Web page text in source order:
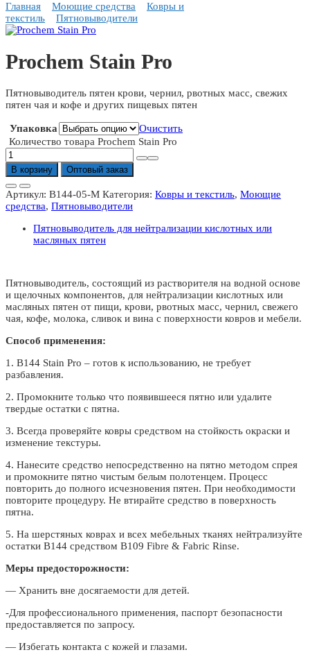
Главная
Моющие средства
Ковры и
текстиль
Пятновыводители
Prochem Stain Pro
Пятновыводитель пятен крови, чернил, рвотных масс, свежих
пятен чая и кофе и других пищевых пятен
Упаковка
Очистить
Количество товара Prochem Stain Pro
В корзину Оптовый заказ
Артикул: B144-05-M Категория: Ковры и текстиль, Моющие
средства, Пятновыводители
Пятновыводитель для нейтрализации кислотных или
масляных пятен
Пятновыводитель, состоящий из растворителя на водной основе
и щелочных компонентов, для нейтрализации кислотных или
масляных пятен от пищи, крови, рвотных масс, чернил, свежего
чая, кофе, молока, сливок и вина с поверхности ковров и мебели.
Способ применения:
1. B144 Stain Pro – готов к использованию, не требует
разбавления.
2. Промокните только что появившееся пятно или удалите
твердые остатки с пятна.
3. Всегда проверяйте ковры средством на стойкость окраски и
изменение текстуры.
4. Нанесите средство непосредственно на пятно методом спрея
и промокните пятно чистым белым полотенцем. Процесс
повторить до полного исчезновения пятен. При необходимости
повторите процедуру. Не втирайте средство в поверхность
пятна.
5. На шерстяных коврах и всех мебельных тканях нейтрализуйте
остатки В144 средством В109 Fibre & Fabric Rinse.
Меры предосторожности:
— Хранить вне досягаемости для детей.
-Для профессионального применения, паспорт безопасности
предоставляется по запросу.
— Избегать контакта с кожей и глазами.